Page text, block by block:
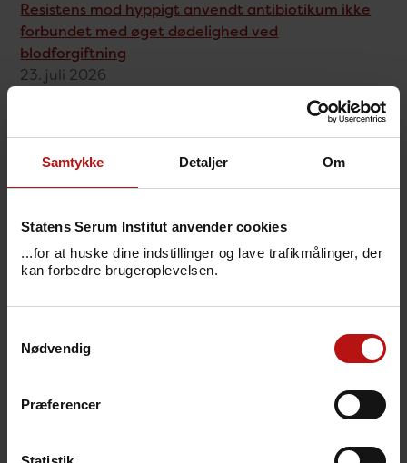
Samtykke Detaljer Om
Statens Serum Institut anvender cookies
...for at huske dine indstillinger og lave trafikmålinger, der
kan forbedre brugeroplevelsen.
Nødvendig
Præferencer
Resistens mod hyppigt anvendt antibiotikum ikke
forbundet med øget dødelighed ved
blodforgiftning
23. juli 2026
Nyt studie: Ældre fik oftere covid-19, når deres
16. juli 2026
Høj sommervarme giver flere havbakterier, men de
fleste kan trygt bade i havet
13. juli 2026
flåtsæsonen
9. juli 2026
Lucernespirer kobles til europæisk
2. juli 2026